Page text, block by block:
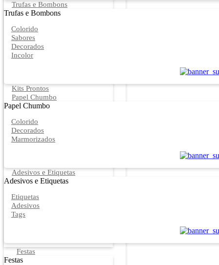
Trufas e Bombons
Trufas e Bombons
Colorido
Sabores
Decorados
Incolor
Kits Prontos
Papel Chumbo
Papel Chumbo
Colorido
Decorados
Marmorizados
Adesivos e Etiquetas
Adesivos e Etiquetas
Etiquetas
Adesivos
Tags
Festas
Festas